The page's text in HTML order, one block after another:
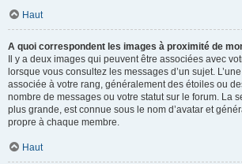
Haut
A quoi correspondent les images à proximité de
Il y a deux images qui peuvent être associées avec
lorsque vous consultez les messages d’un sujet.
associée à votre rang, généralement des étoiles ou
nombre de messages ou votre statut sur le forum. La
plus grande, est connue sous le nom d’avatar et
propre à chaque membre.
Haut